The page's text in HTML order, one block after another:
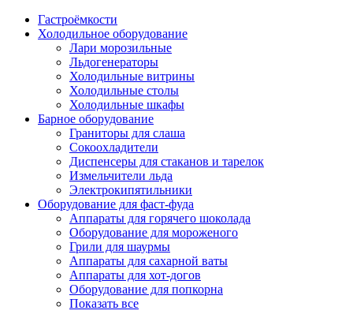
Гастроёмкости
Холодильное оборудование
Лари морозильные
Льдогенераторы
Холодильные витрины
Холодильные столы
Холодильные шкафы
Барное оборудование
Граниторы для слаша
Сокоохладители
Диспенсеры для стаканов и тарелок
Измельчители льда
Электрокипятильники
Оборудование для фаст-фуда
Аппараты для горячего шоколада
Оборудование для мороженого
Грили для шаурмы
Аппараты для сахарной ваты
Аппараты для хот-догов
Оборудование для попкорна
Показать все